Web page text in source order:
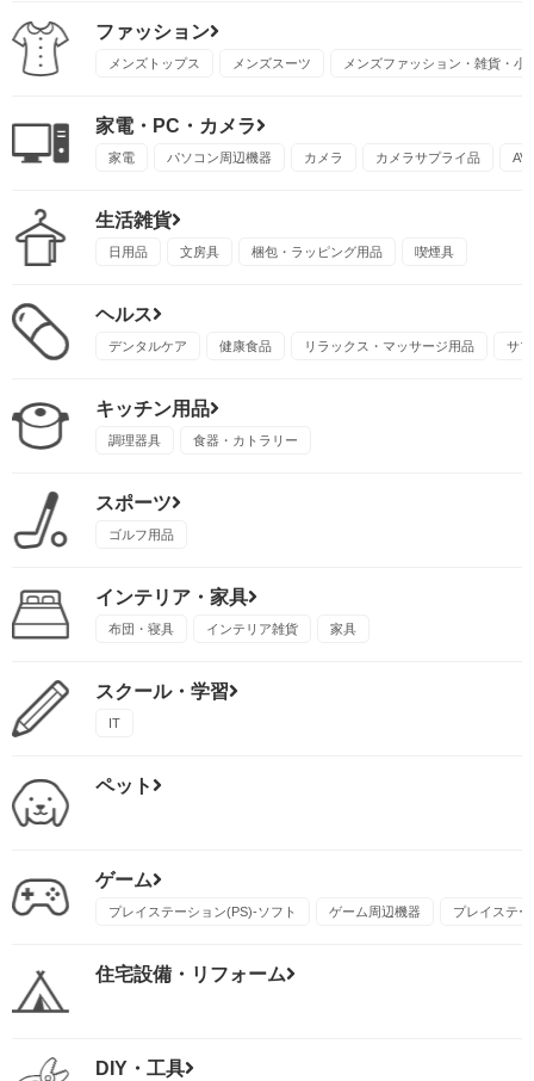
ファッション
メンズトップス メンズスーツ メンズファッション・雑貨・小
家電・PC・カメラ
家電 パソコン周辺機器 カメラ カメラサプライ品 AV
生活雑貨
日用品 文房具 梱包・ラッピング用品 喫煙具
ヘルス
デンタルケア 健康食品 リラックス・マッサージ用品 サ
キッチン用品
調理器具 食器・カトラリー
スポーツ
ゴルフ用品
インテリア・家具
布団・寝具 インテリア雑貨 家具
スクール・学習
IT
ペット
ゲーム
プレイステーション(PS)-ソフト ゲーム周辺機器 プレイステ
住宅設備・リフォーム
DIY・工具